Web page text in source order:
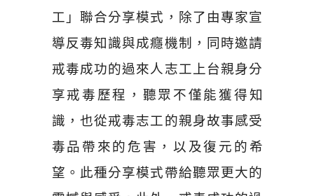
工」聯合分享模式，除了由專家宣
導反毒知識與成癮機制，同時邀請
戒毒成功的過來人志工上台親身分
享戒毒歷程，聽眾不僅能獲得知
識，也從戒毒志工的親身故事感受
毒品帶來的危害，以及復元的希
望。此種分享模式帶給聽眾更大的